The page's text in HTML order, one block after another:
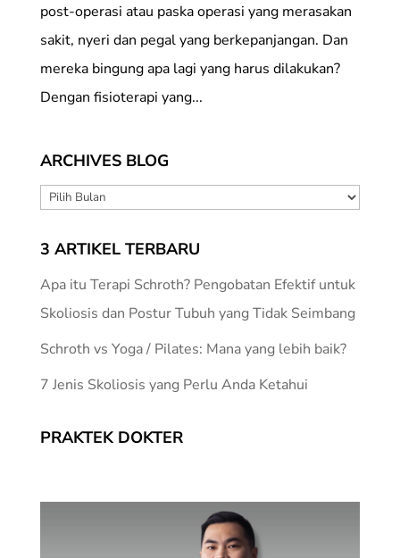
post-operasi atau paska operasi yang merasakan
sakit, nyeri dan pegal yang berkepanjangan. Dan
mereka bingung apa lagi yang harus dilakukan?
Dengan fisioterapi yang...
ARCHIVES BLOG
ARCHIVES
3 ARTIKEL TERBARU
Apa itu Terapi Schroth? Pengobatan Efektif untuk
Skoliosis dan Postur Tubuh yang Tidak Seimbang
Schroth vs Yoga / Pilates: Mana yang lebih baik?
7 Jenis Skoliosis yang Perlu Anda Ketahui
PRAKTEK DOKTER